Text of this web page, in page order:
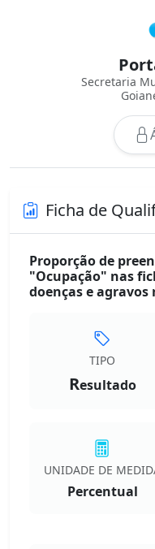
Secretaria
Ficha de
Proporção de
"Ocupação" nas
doenças e
TIPO
Resultado
UNIDADE DE
Percentual